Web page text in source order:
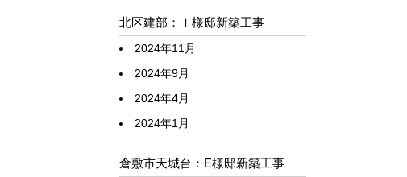
北区建部：Ｉ様邸新築工事
2024年11月
2024年9月
2024年4月
2024年1月
倉敷市天城台：E様邸新築工事